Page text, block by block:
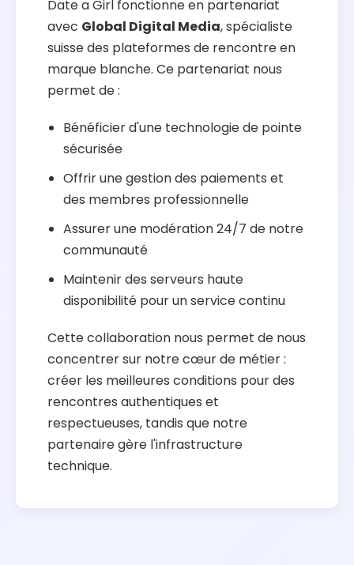
Date a Girl fonctionne en partenariat
avec Global Digital Media, spécialiste
suisse des plateformes de rencontre en
marque blanche. Ce partenariat nous
permet de :
Bénéficier d'une technologie de pointe
sécurisée
Offrir une gestion des paiements et
des membres professionnelle
Assurer une modération 24/7 de notre
communauté
Maintenir des serveurs haute
disponibilité pour un service continu
Cette collaboration nous permet de nous
concentrer sur notre cœur de métier :
créer les meilleures conditions pour des
rencontres authentiques et
respectueuses, tandis que notre
partenaire gère l'infrastructure
technique.